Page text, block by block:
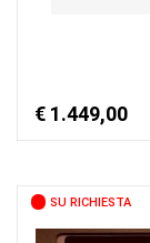
€ 1.449,00
SU RICHIESTA